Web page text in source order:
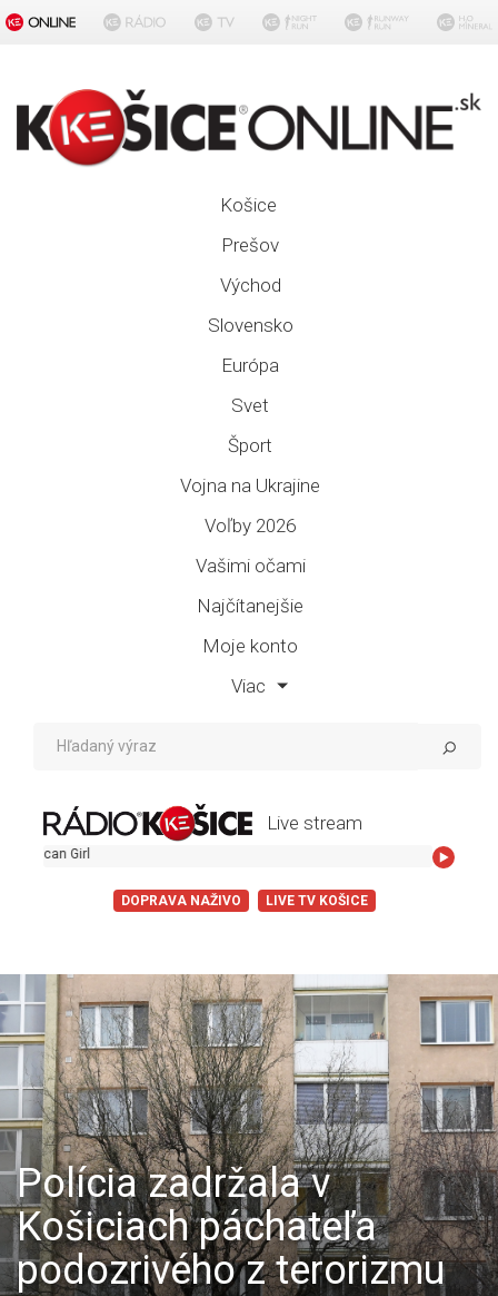
Košice
Prešov
Východ
Slovensko
Európa
Svet
Šport
Vojna na Ukrajine
Voľby 2026
Vašimi očami
Najčítanejšie
Moje konto
Viac
Live stream
DOPRAVA NAŽIVO LIVE TV KOŠICE
Polícia zadržala v
Košiciach páchateľa
podozrivého z terorizmu